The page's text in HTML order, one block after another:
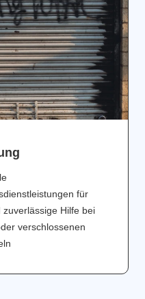
für
zuverlässige Hilfe bei
verschlossenen